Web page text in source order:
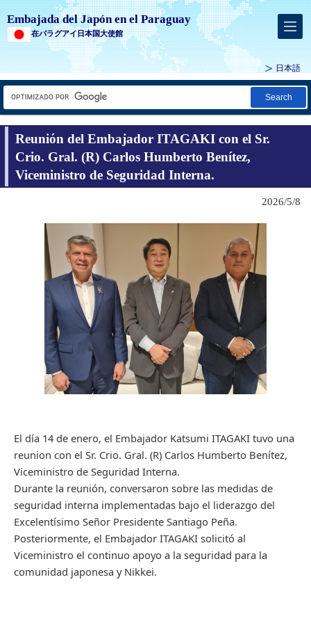
Embajada del Japón en el Paraguay
在パラグアイ日本国大使館
日本語
Search
Reunión del Embajador ITAGAKI con el Sr.
Crio. Gral. (R) Carlos Humberto Benítez,
Viceministro de Seguridad Interna.
2026/5/8
El día 14 de enero, el Embajador Katsumi ITAGAKI tuvo una
reunion con el Sr. Crio. Gral. (R) Carlos Humberto Benítez,
Viceministro de Seguridad Interna.
Durante la reunión, conversaron sobre las medidas de
seguridad interna implementadas bajo el liderazgo del
Excelentísimo Señor Presidente Santiago Peña.
Posteriormente, el Embajador ITAGAKI solicitó al
Viceministro el continuo apoyo a la seguridad para la
comunidad japonesa y Nikkei.